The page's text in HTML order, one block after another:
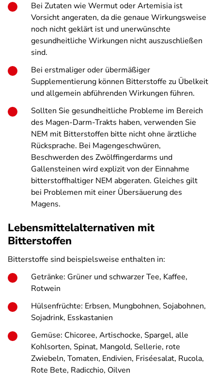
Bei Zutaten wie Wermut oder Artemisia ist
Vorsicht angeraten, da die genaue Wirkungsweise
noch nicht geklärt ist und unerwünschte
gesundheitliche Wirkungen nicht auszuschließen
sind.
Bei erstmaliger oder übermäßiger
Supplementierung können Bitterstoffe zu Übelkeit
und allgemein abführenden Wirkungen führen.
Sollten Sie gesundheitliche Probleme im Bereich
des Magen-Darm-Trakts haben, verwenden Sie
NEM mit Bitterstoffen bitte nicht ohne ärztliche
Rücksprache. Bei Magengeschwüren,
Beschwerden des Zwölffingerdarms und
Gallensteinen wird explizit von der Einnahme
bitterstoffhaltiger NEM abgeraten. Gleiches gilt
bei Problemen mit einer Übersäuerung des
Magens.
Lebensmittelalternativen mit
Bitterstoffen
Bitterstoffe sind beispielsweise enthalten in:
Getränke: Grüner und schwarzer Tee, Kaffee,
Rotwein
Hülsenfrüchte: Erbsen, Mungbohnen, Sojabohnen,
Sojadrink, Esskastanien
Gemüse: Chicoree, Artischocke, Spargel, alle
Kohlsorten, Spinat, Mangold, Sellerie, rote
Zwiebeln, Tomaten, Endivien, Friséesalat, Rucola,
Rote Bete, Radicchio, Oilven